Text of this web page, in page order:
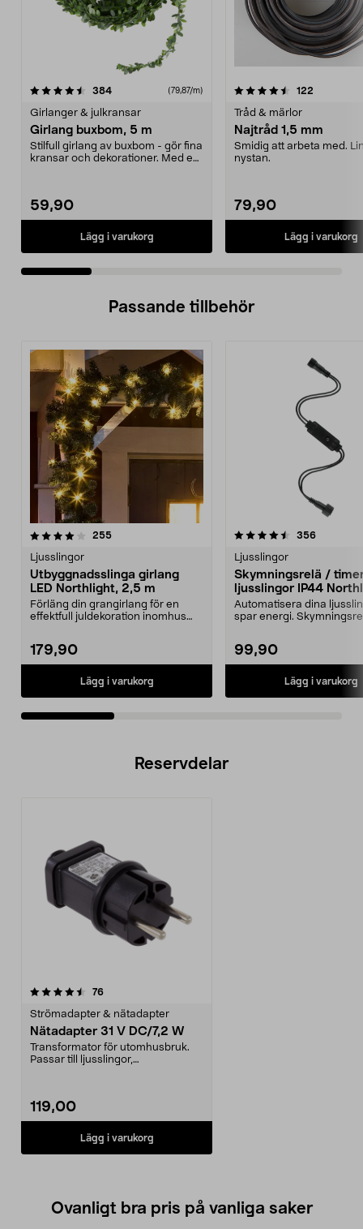
384recensioner (79,87/m)
Girlanger & julkransar
Girlang buxbom, 5 m
Stilfull girlang av buxbom - gör fina
kransar och dekorationer. Med en
59,90
Lägg i varukorg
4.5 av 5 stjärnor 122
Tråd & märlor
Najtråd 1,5 mm
Smidig att arbeta med.
nystan.
79,90
Lägg i varukorg
4.5 av 5 stjärnor
Passande tillbehör
255recensioner
Ljusslingor
Utbyggnadsslinga girlang
LED Northlight, 2,5 m
Förläng din grangirlang för en
effektfull juldekoration inomhus
179,90
Lägg i varukorg
4.5av 5 stjärnor 356
Ljusslingor
Skymningsrelä /
ljusslingor IP44
Automatisera dina
spar energi.
99,90
Lägg i varukorg
4.5av 5 stjärnor
Reservdelar
76recensioner
Strömadapter & nätadapter
Nätadapter 31 V DC/7,2 W
Transformator för utomhusbruk.
Passar till ljusslingor,
119,00
Lägg i varukorg
Ovanligt bra pris på vanliga saker